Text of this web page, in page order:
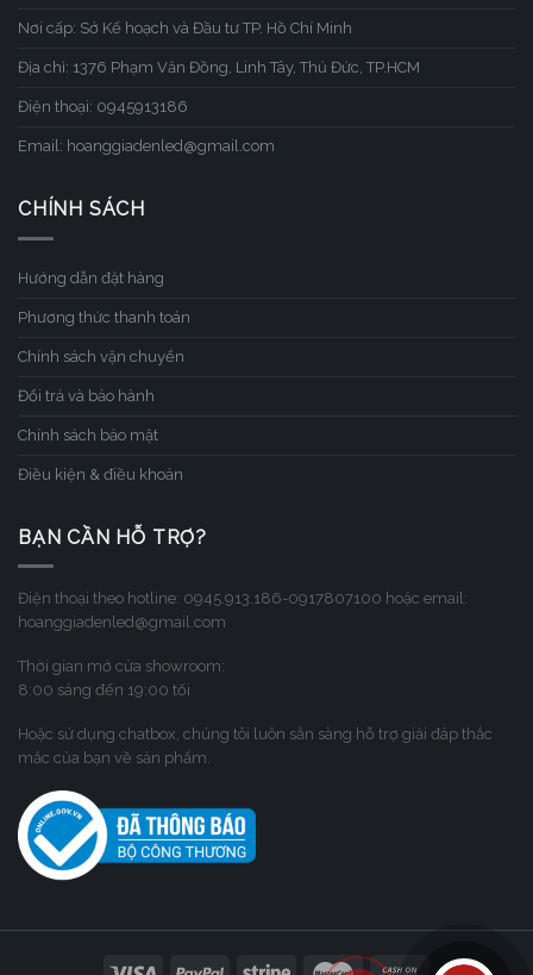
Nơi cấp: Sở Kế hoạch và Đầu tư TP. Hồ Chí Minh
Địa chỉ: 1376 Phạm Văn Đồng, Linh Tây, Thủ Đức, TP.HCM
Điện thoại: 0945913186
Email: hoanggiadenled@gmail.com
CHÍNH SÁCH
Hướng dẫn đặt hàng
Phương thức thanh toán
Chính sách vận chuyển
Đổi trả và bảo hành
Chính sách bảo mật
Điều kiện & điều khoản
BẠN CẦN HỖ TRỢ?
Điện thoại theo hotline: 0945.913.186-0917807100 hoặc email:
hoanggiadenled@gmail.com
Thời gian mở cửa showroom:
8:00 sáng đến 19:00 tối
Hoặc sử dụng chatbox, chúng tôi luôn sẳn sàng hỗ trợ giải đáp thắc
mắc của bạn về sản phẩm.